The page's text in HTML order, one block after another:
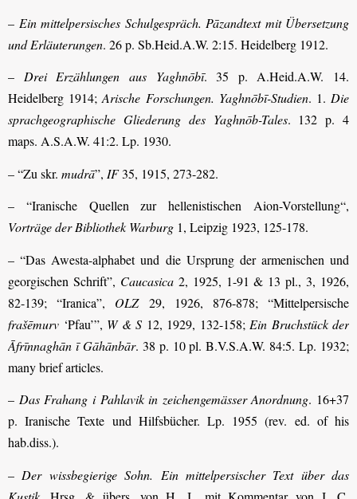
– Ein mittelpersisches Schulgespräch. Pāzandtext mit Übersetzung
und Erläuterungen. 26 p. Sb.Heid.A.W. 2:15. Heidelberg 1912.
– Drei Erzählungen aus Yaghnōbī. 35 p. A.Heid.A.W. 14.
Heidelberg 1914;Arische Forschungen. Yaghnōbī-Studien. 1. Die
sprachgeographische Gliederung des Yaghnōb-Tales. 132 p. 4
maps. A.S.A.W. 41:2. Lp. 1930.
– “Zu skr. mudrā”, IF35, 1915, 273-282.
– “Iranische Quellen zur hellenistischen Aion-Vorstellung“,
Vorträge der Bibliothek Warburg 1, Leipzig 1923, 125-178.
– “Das Awesta-alphabet und die Ursprung der armenischen und
georgischen Schrift”, Caucasica2, 1925, 1-91 & 13 pl., 3, 1926,
82-139; “Iranica”, OLZ29, 1926, 876-878; “Mittelpersische
frašēmurv ‘Pfau’”, W & S 12, 1929, 132-158; Ein Bruchstück der
Āfrīnnaghān ī Gāhānbār. 38 p. 10 pl. B.V.S.A.W. 84:5. Lp. 1932;
many brief articles.
– Das Frahang i Pahlavik in zeichengemässer Anordnung. 16+37
p. Iranische Texte und Hilfsbücher. Lp. 1955 (rev. ed. of his
hab.diss.).
– Der wissbegierige Sohn. Ein mittelpersischer Text über das